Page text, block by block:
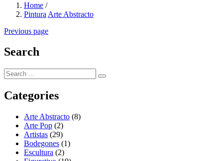
Home /
Pintura Arte Abstracto
Previous page
Search
Categories
Arte Abstracto (8)
Arte Pop (2)
Artistas (29)
Bodegones (1)
Escultura (2)